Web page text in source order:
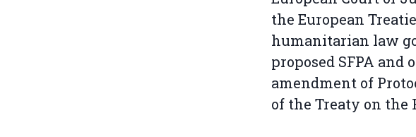
the European
humanitarian law
proposed SFPA and
amendment of
of the Treaty on the